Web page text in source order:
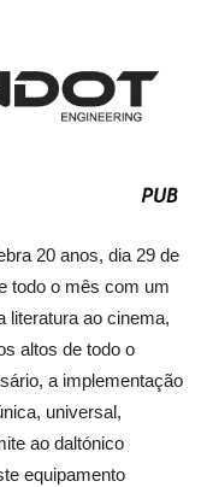
20 anos, dia 29 de
todo o mês com um
literatura ao cinema,
altos de todo o
a implementação
universal,
ao daltónico
equipamento